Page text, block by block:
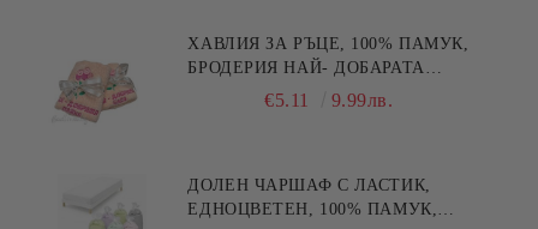
ХАВЛИЯ ЗА РЪЦЕ, 100% ПАМУК,
БРОДЕРИЯ НАЙ- ДОБАРАТА
МАЙКА/БАБА , РАЗМЕР:
€5.11 9.99лв.
ДОЛЕН ЧАРШАФ С ЛАСТИК,
ЕДНОЦВЕТЕН, 100% ПАМУК,